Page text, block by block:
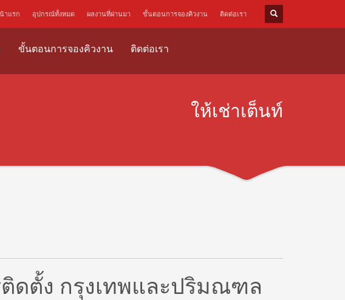
าแรก อุปกรณ์ทั้งหมด ผลงานที่ผ่านมา ขั้นตอนการจองคิวงาน ติดต่อเรา
ขั้นตอนการจองคิวงาน ติดต่อเรา
ให้เช่าเต็นท์
ดตั้ง กรุงเทพและปริมณฑล